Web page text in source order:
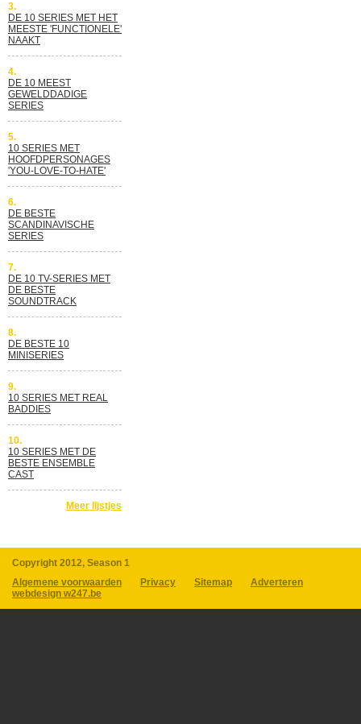
3.
DE 10 SERIES MET HET
MEESTE 'FUNCTIONELE'
NAAKT
4.
DE 10 MEEST
GEWELDDADIGE
SERIES
5.
10 SERIES MET
HOOFDPERSONAGES
'YOU-LOVE-TO-HATE'
6.
DE BESTE
SCANDINAVISCHE
SERIES
7.
DE 10 TV-SERIES MET
DE BESTE
SOUNDTRACK
8.
DE BESTE 10
MINISERIES
9.
10 SERIES MET REAL
BADDIES
10.
10 SERIES MET DE
BESTE ENSEMBLE
CAST
Meer lijstjes
Copyright 2012, Season 1
Algemene voorwaarden
Privacy Sitemap
Adverteren
webdesign w247.be